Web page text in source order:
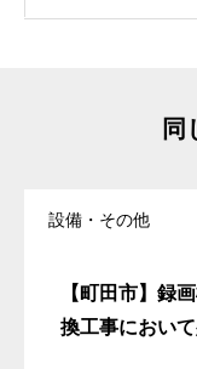
同
設備・その他
【町田市】録
換工事におい